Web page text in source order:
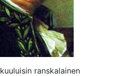
ranskalainen